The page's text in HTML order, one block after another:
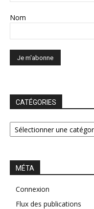
Nom
CATÉGORIES
CATÉGORIES
MÉTA
Connexion
Flux des publications